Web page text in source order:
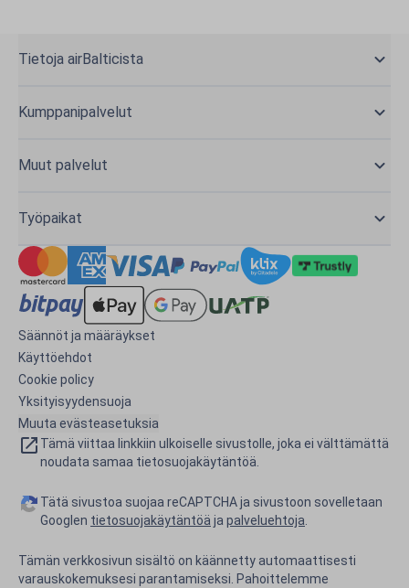
Tietoja airBalticista
Kumppanipalvelut
Muut palvelut
Työpaikat
Säännöt ja määräykset
Käyttöehdot
Cookie policy
Yksityisyydensuoja
Muuta evästeasetuksia
Tämä viittaa linkkiin ulkoiselle sivustolle, joka ei välttämättä
noudata samaa tietosuojakäytäntöä.
Tätä sivustoa suojaa reCAPTCHA ja sivustoon sovelletaan
Googlen tietosuojakäytäntöä ja palveluehtoja
Tämän verkkosivun sisältö on käännetty automaattisesti
varauskokemuksesi parantamiseksi. Pahoittelemme